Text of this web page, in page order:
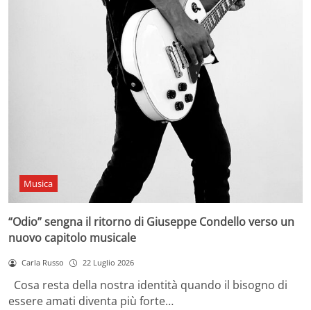
Musica
“Odio” sengna il ritorno di Giuseppe Condello verso un
nuovo capitolo musicale
Carla Russo 22 Luglio 2026
Cosa resta della nostra identità quando il bisogno di
essere amati diventa più forte…